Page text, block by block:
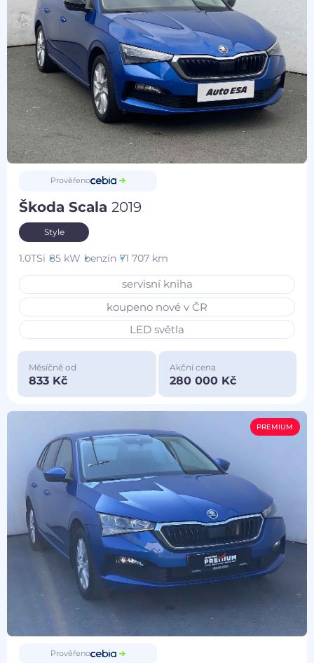
Prověřeno
Škoda Scala2019
Style
1.0TSi 85 kW benzín 71 707 km
servisní kniha
koupeno nové v ČR
LED světla
Měsíčně od
833 Kč
Akční cena
280 000 Kč
PREMIUM
Prověřeno